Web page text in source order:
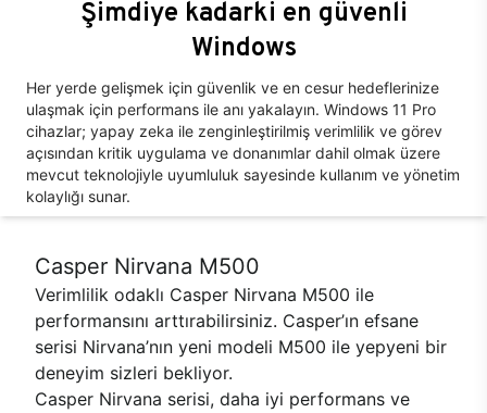
Şimdiye kadarki en güvenli
Windows
Her yerde gelişmek için güvenlik ve en cesur hedeflerinize
ulaşmak için performans ile anı yakalayın. Windows 11 Pro
cihazlar; yapay zeka ile zenginleştirilmiş verimlilik ve görev
açısından kritik uygulama ve donanımlar dahil olmak üzere
mevcut teknolojiyle uyumluluk sayesinde kullanım ve yönetim
kolaylığı sunar.
Casper Nirvana M500
Verimlilik odaklı Casper Nirvana M500 ile
performansını arttırabilirsiniz. Casper’ın efsane
serisi Nirvana’nın yeni modeli M500 ile yepyeni bir
deneyim sizleri bekliyor.
Casper Nirvana serisi, daha iyi performans ve